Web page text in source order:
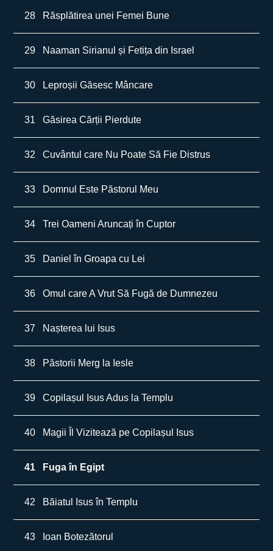
28 Răsplătirea unei Femei Bune
29 Naaman Sirianul și Fetița din Israel
30 Leproșii Găsesc Mâncare
31 Găsirea Cărții Pierdute
32 Cuvântul care Nu Poate Să Fie Distrus
33 Domnul Este Păstorul Meu
34 Trei Oameni Aruncați în Cuptor
35 Daniel în Groapa cu Lei
36 Omul care A Vrut Să Fugă de Dumnezeu
37 Nașterea lui Isus
38 Păstorii Merg la Iesle
39 Copilașul Isus Adus la Templu
40 Magii Îl Vizitează pe Copilașul Isus
41 Fuga în Egipt
42 Băiatul Isus în Templu
43 Ioan Botezătorul